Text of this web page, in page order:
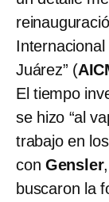
Internacional
Juárez” (
El tiempo
se hizo “al
trabajo en
con Gensler
buscaron la